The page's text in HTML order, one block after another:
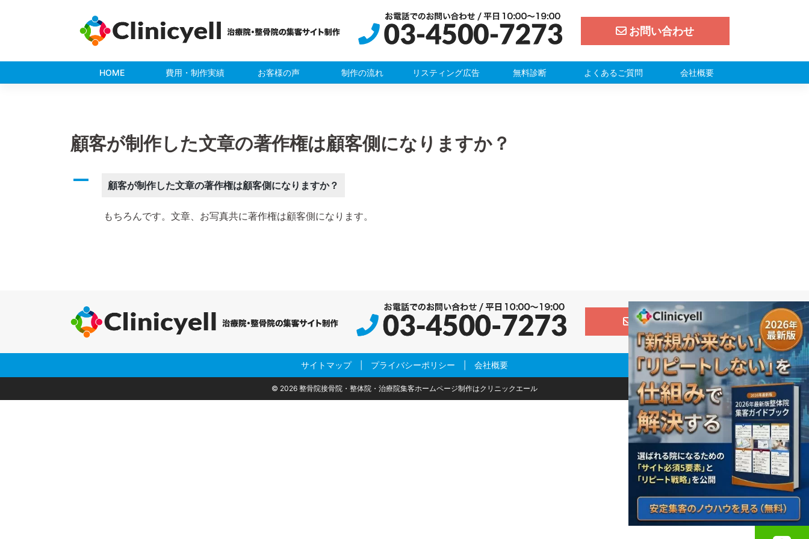
お問い合わせ
HOME 費用・制作実績 お客様の声 制作の流れ リスティング広告 無料診断 よくあるご質問 会社概要
顧客が制作した文章の著作権は顧客側になりますか？
A 顧客が制作した文章の著作権は顧客側になりますか？
もちろんです。文章、お写真共に著作権は顧客側になります。
お問い合わせ
サイトマップ| プライバシーポリシー 会社概要
© 2026 整骨院接骨院・整体院・治療院集客ホームページ制作はクリニックエール